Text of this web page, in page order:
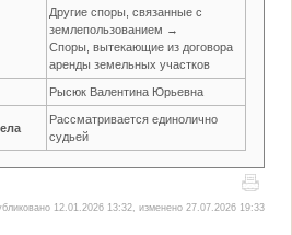
Другие споры, связанные с
землепользованием →
Споры, вытекающие из договора
аренды земельных участков
Рысюк Валентина Юрьевна
Рассматривается единолично
судьей
12.01.2026 13:32, изменено 27.07.2026 19:33